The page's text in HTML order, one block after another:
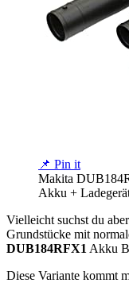
📌 Pin it
Makita
Akku +
Vielleicht suchst du
Grundstücke mit
DUB184RFX1 Akku
Diese Variante kommt